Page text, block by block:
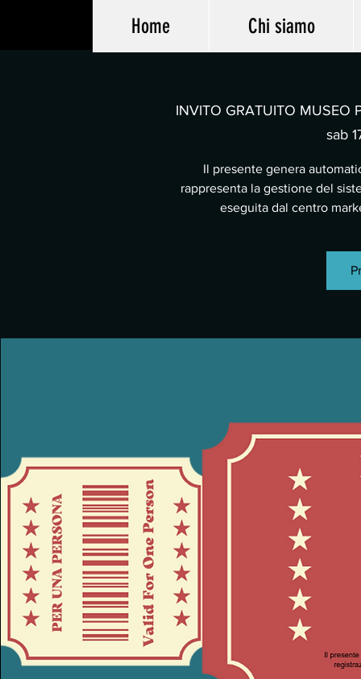
Home Chi siamo
INVITO GRATUITO MUSEO
sab
Il presente genera
rappresenta la gestione del
eseguita dal centro